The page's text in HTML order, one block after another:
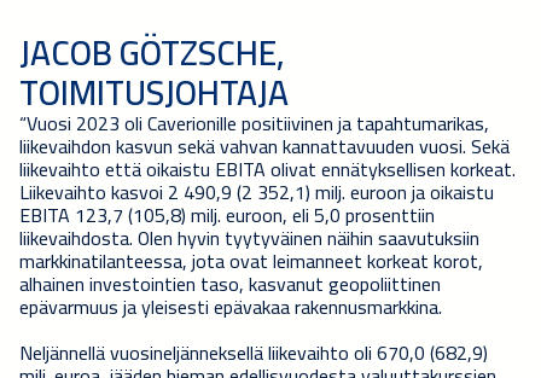
JACOB GÖTZSCHE,
TOIMITUSJOHTAJA
“Vuosi 2023 oli Caverionille positiivinen ja tapahtumarikas,
liikevaihdon kasvun sekä vahvan kannattavuuden vuosi. Sekä
liikevaihto että oikaistu EBITA olivat ennätyksellisen korkeat.
Liikevaihto kasvoi 2 490,9 (2 352,1) milj. euroon ja oikaistu
EBITA 123,7 (105,8) milj. euroon, eli 5,0 prosenttiin
liikevaihdosta. Olen hyvin tyytyväinen näihin saavutuksiin
markkinatilanteessa, jota ovat leimanneet korkeat korot,
alhainen investointien taso, kasvanut geopoliittinen
epävarmuus ja yleisesti epävakaa rakennusmarkkina.
Neljännellä vuosineljänneksellä liikevaihto oli 670,0 (682,9)